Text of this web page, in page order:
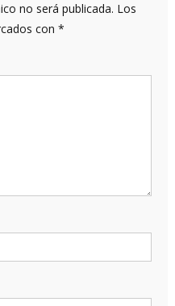
no será publicada. Los
con *